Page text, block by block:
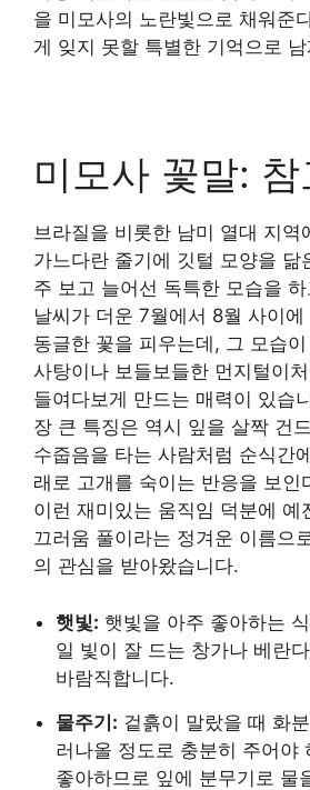
을 미모사의 노란빛으로 채워준
게 잊지 못할 특별한 기억으로
미모사 꽃말: 참
브라질을 비롯한 남미 열대 지역
가느다란 줄기에 깃털 모양을 닮
주 보고 늘어선 독특한 모습을
날씨가 더운 7월에서 8월 사이
동글한 꽃을 피우는데, 그 모습
사탕이나 보들보들한 먼지털이
들여다보게 만드는 매력이 있습
장 큰 특징은 역시 잎을 살짝 건
수줍음을 타는 사람처럼 순식간
래로 고개를 숙이는 반응을 보인
이런 재미있는 움직임 덕분에 예
끄러움 풀이라는 정겨운 이름으
의 관심을 받아왔습니다.
햇빛: 햇빛을 아주 좋아하는
일 빛이 잘 드는 창가나 베란
바람직합니다.
물주기: 겉흙이 말랐을 때 화
러나올 정도로 충분히 주어야
좋아하므로 잎에 분무기로 물